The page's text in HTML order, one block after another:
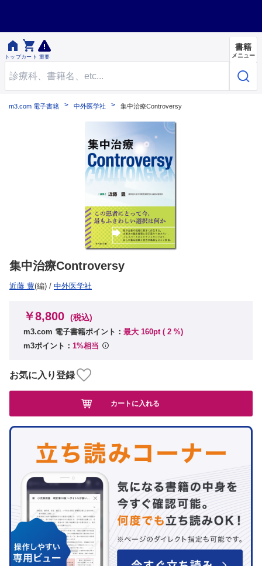

トップ

カート 重要
書籍
メニュー
m3.com 電子書籍 中外医学社 集中治療Controversy
集中治療Controversy
近藤 豊(編) / 中外医学社
￥8,800 (税込)
m3.com 電子書籍ポイント： 最大 160pt ( 2 %)
m3ポイント： 1%相当
お気に入り登録
カートに入れる